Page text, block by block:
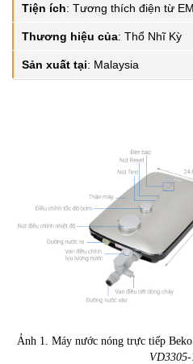
Tiện ích: Tương thích điện từ
Thương hiệu của: Thổ Nhĩ Kỳ
Sản xuất tại: Malaysia
Ảnh 1. Máy nước nóng trực tiếp